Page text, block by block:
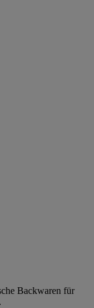
Backwaren für